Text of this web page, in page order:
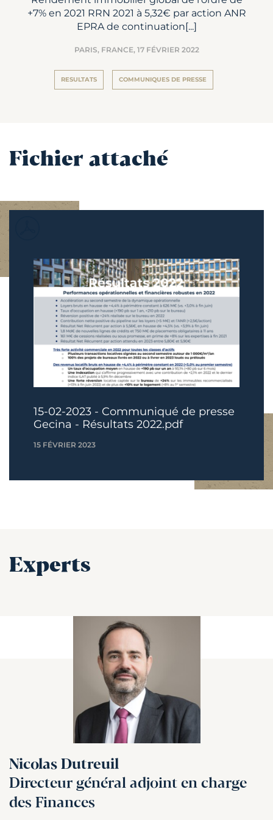
+7% en 2021 RRN 2021 à 5,32€ par action ANR
EPRA de continuation[...]
PARIS, FRANCE, 17 FÉVRIER 2022
RESULTATS COMMUNIQUES DE PRESSE
Fichier attaché
15-02-2023 - Communiqué de presse
Gecina - Résultats 2022.pdf
15 FÉVRIER 2023
Experts
Nicolas Dutreuil
Directeur général adjoint en charge
des Finances